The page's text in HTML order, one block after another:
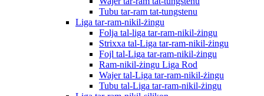
Tubu tar-ram tat-tungstenu
Liga tar-ram-nikil-żingu
Folja tal-liga tar-ram-nikil-żingu
Strixxa tal-Liga tar-ram-nikil-żingu
Fojl tal-Liga tar-ram-nikil-żingu
Ram-nikil-żingu Liga Rod
Wajer tal-Liga tar-ram-nikil-żingu
Tubu tal-Liga tar-ram-nikil-żingu